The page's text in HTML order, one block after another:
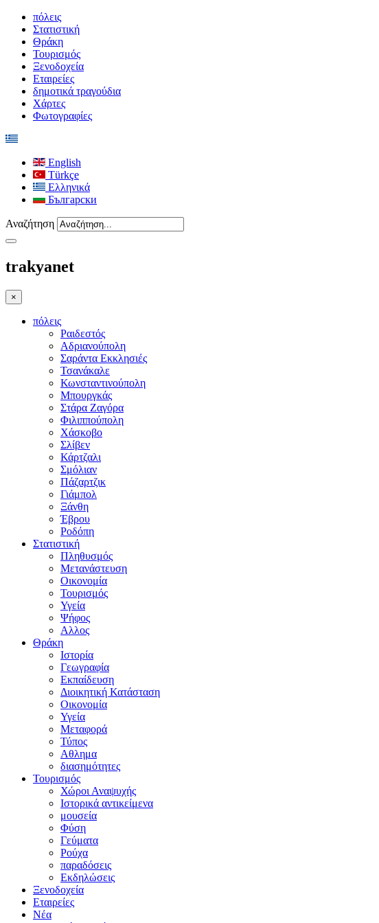
πόλεις
Στατιστική
Θράκη
Τουρισμός
Ξενοδοχεία
Εταιρείες
δημοτικά τραγούδια
Χάρτες
Φωτογραφίες
English
Türkçe
Ελληνικά
Български
Αναζήτηση
trakyanet
×
πόλεις
Ραιδεστός
Αδριανούπολη
Σαράντα Εκκλησιές
Τσανάκαλε
Κωνσταντινούπολη
Μπουργκάς
Στάρα Ζαγόρα
Φιλιππούπολη
Χάσκοβο
Σλίβεν
Κάρτζαλι
Σμόλιαν
Πάζαρτζικ
Γιάμπολ
Ξάνθη
Έβρου
Ροδόπη
Στατιστική
Πληθυσμός
Μετανάστευση
Οικονομία
Τουρισμός
Υγεία
Ψήφος
Αλλος
Θράκη
Ιστορία
Γεωγραφία
Εκπαίδευση
Διοικητική Κατάσταση
Οικονομία
Υγεία
Μεταφορά
Τύπος
Αθλημα
διασημότητες
Τουρισμός
Χώροι Αναψυχής
Ιστορικά αντικείμενα
μουσεία
Φύση
Γεύματα
Ρούχα
παραδόσεις
Εκδηλώσεις
Ξενοδοχεία
Εταιρείες
Νέα